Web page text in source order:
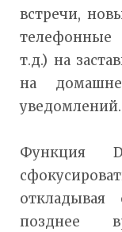
встречи,
телефонные
т.д.) на
на
уведомлений.
Функция
позднее